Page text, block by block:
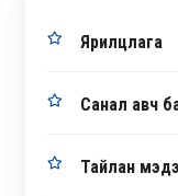
Ярилцлага
Санал авч
Тайлан